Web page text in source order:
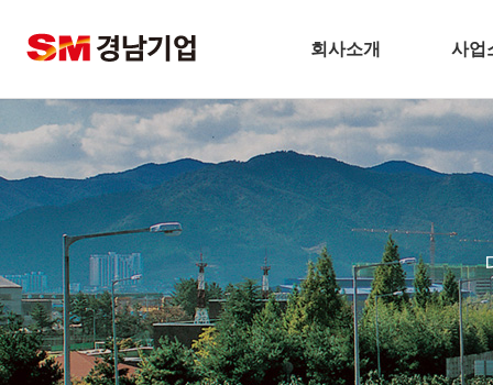
회사소개
기업개요
CEO 인사말
비전
주요연혁
경남기업 네트워크
안전보건방침
기술경영
환경경영
사업
주택
토
플
환
해
인테